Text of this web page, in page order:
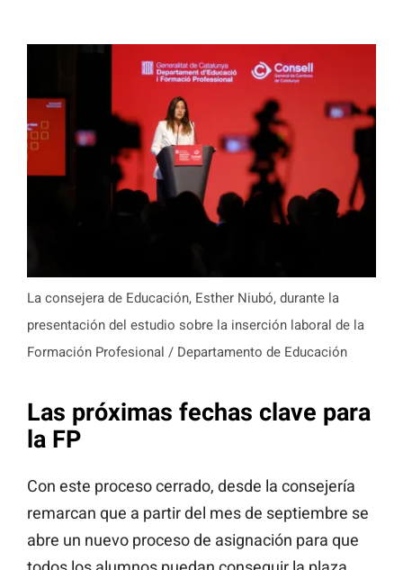
La consejera de Educación, Esther Niubó, durante la
presentación del estudio sobre la inserción laboral de la
Formación Profesional / Departamento de Educación
Las próximas fechas clave para
la FP
Con este proceso cerrado, desde la consejería
remarcan que a partir del mes de septiembre se
abre un nuevo proceso de asignación para que